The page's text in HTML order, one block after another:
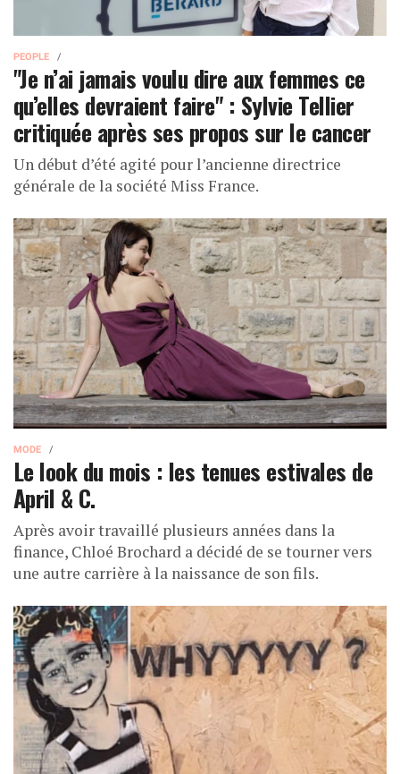
PEOPLE
"Je n’ai jamais voulu dire aux femmes ce
qu’elles devraient faire" : Sylvie Tellier
critiquée après ses propos sur le cancer
Un début d’été agité pour l’ancienne directrice
générale de la société Miss France.
MODE
Le look du mois : les tenues estivales de
April & C.
Après avoir travaillé plusieurs années dans la
finance, Chloé Brochard a décidé de se tourner vers
une autre carrière à la naissance de son fils.